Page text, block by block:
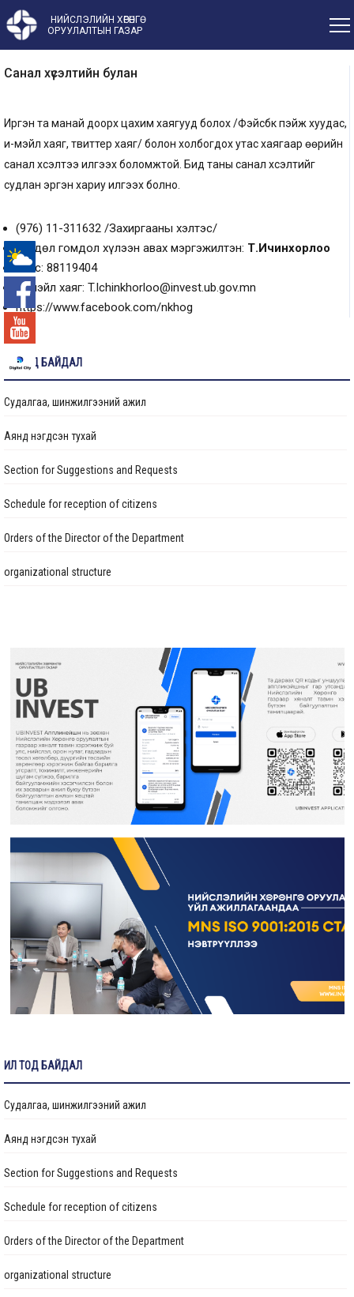
НИЙСЛЭЛИЙН ХӨРӨНГӨ
ОРУУЛАЛТЫН ГАЗАР
Санал хүсэлтийн булан
Иргэн та манай доорх цахим хаягууд болох /Фэйсбүүк пэйж хуудас,
и-мэйл хаяг, твиттер хаяг/ болон холбогдох утас хаягаар өөрийн
санал хүсэлтээ илгээх боломжтой. Бид таны санал хүсэлтийг
судлан эргэн хариу илгээх болно.
(976) 11-311632 /Захиргааны хэлтэс/
Өргөдөл гомдол хүлээн авах мэргэжилтэн: Т.Ичинхорлоо
Утас: 88119404
И-мэйл хаяг: T.Ichinkhorloo@invest.ub.gov.mn
https://www.facebook.com/nkhog
ИЛ ТОД БАЙДАЛ
Судалгаа, шинжилгээний ажил
Аянд нэгдсэн тухай
Section for Suggestions and Requests
Schedule for reception of citizens
Orders of the Director of the Department
organizational structure
Үйл ажиллагааны тайлан
Өргөдөл, гомдол шийдвэрлэлт
Санал хүсэлтийн булан
Барилга байгууламжийг ашиглалтад оруулах комиссын хуваарь
Их засвар, тохижилтын ажлыг ашиглалтад оруулах комиссын хуваарь
Газрын даргын тушаал
Иргэдтэй уулзах цагийн хуваарь
Барилгын ажлын мэдээ
Санхүүжилтийн мэдээлэл
ИЛ ТОД БАЙДАЛ
Судалгаа, шинжилгээний ажил
Аянд нэгдсэн тухай
Section for Suggestions and Requests
Schedule for reception of citizens
Orders of the Director of the Department
organizational structure